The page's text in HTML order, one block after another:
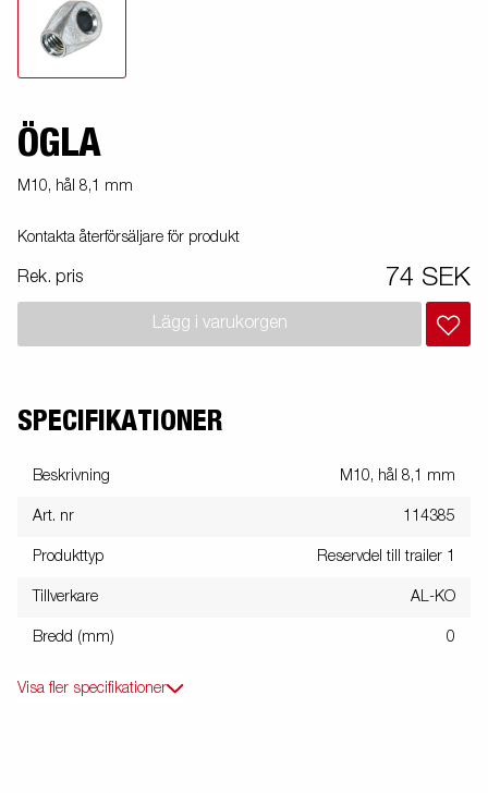
ÖGLA
M10, hål 8,1 mm
Kontakta återförsäljare för produkt
Rek. pris 74 SEK
Lägg i varukorgen
SPECIFIKATIONER
Beskrivning M10, hål 8,1 mm
Art. nr 114385
Produkttyp Reservdel till trailer 1
Tillverkare AL-KO
Bredd (mm) 0
Visa fler specifikationer